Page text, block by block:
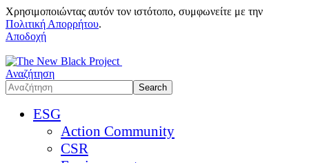
Χρησιμοποιώντας αυτόν τον ιστότοπο, συμφωνείτε με την
Πολιτική Απορρήτου.
Αποδοχή
Αναζήτηση
ESG
Action Community
CSR